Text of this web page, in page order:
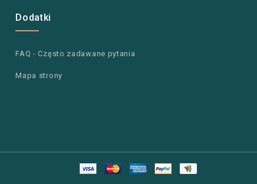
Dodatki
FAQ - Często zadawane pytania
Mapa strony